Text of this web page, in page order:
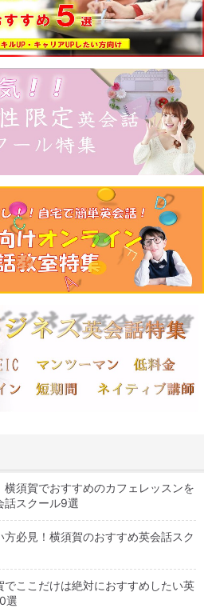
横須賀でおすすめのカフェレッスンを
話スクール9選
方必見！横須賀のおすすめ英会話スク
でここだけは絶対におすすめしたい英
選